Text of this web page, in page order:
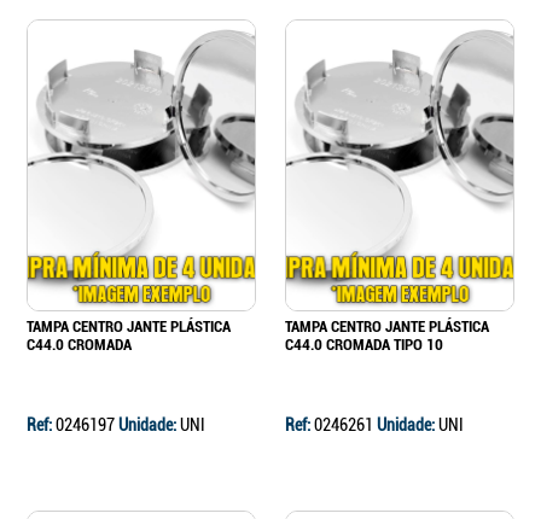
TAMPA CENTRO JANTE PLÁSTICA
C44.0 CROMADA
Ref:0246197Unidade:UNI
TAMPA CENTRO JANTE PLÁSTICA
C44.0 CROMADA TIPO 10
Ref:0246261 Unidade:UNI